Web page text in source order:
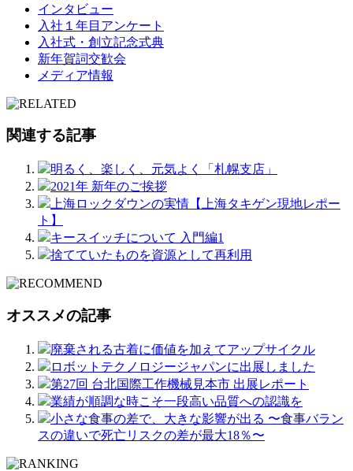
インタビュー
入社１年目アンケート
入社式・創立記念式典
新年賀詞交歓会
メディア情報
関連する記事
明るく、楽しく、元気よく「札幌支店」
2021年 新年のご挨拶
上海ロックダウンの実情【上海タキゲン現地レポー
ト】
キースイッチについて 入門編1
捨てていたものを資源として再利用
オススメの記事
廃棄される古着に価値を加えてアップサイクル
ロボットテクノロジージャパンに出展しました
第27回 台北国際工作機械見本市 出展レポート
業績が順調な時こそ一段高い品質への認識を
小さな食事の差で、大きな影響が出る 〜食事バラン
スの違いで死亡リスクの差が最大18％〜